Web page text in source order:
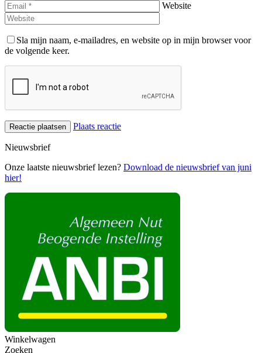
Website
Sla mijn naam, e-mailadres, en website op in mijn browser voor
de volgende keer.
Plaats reactie
Nieuwsbrief
Onze laatste nieuwsbrief lezen? Download de nieuwsbrief van juni
hier!
Winkelwagen
Zoeken